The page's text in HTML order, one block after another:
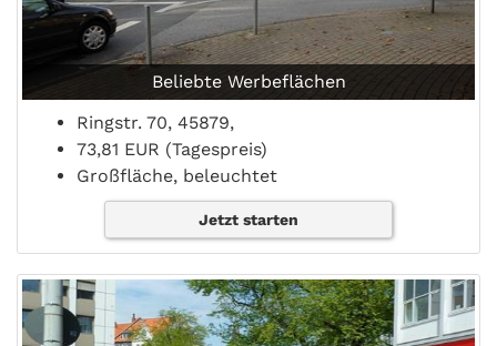
Beliebte Werbeflächen
Ringstr. 70, 45879,
73,81 EUR (Tagespreis)
Großfläche, beleuchtet
Jetzt starten